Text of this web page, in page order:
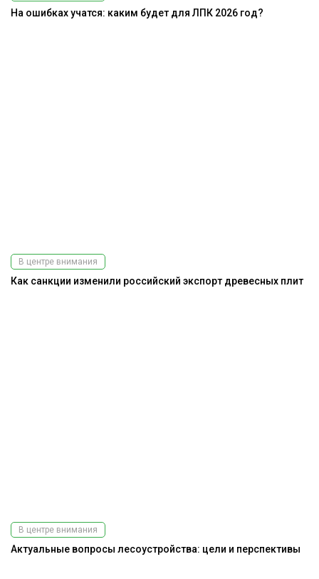
На ошибках учатся: каким будет для ЛПК 2026 год?
В центре внимания
Как санкции изменили российский экспорт древесных плит
В центре внимания
Актуальные вопросы лесоустройства: цели и перспективы